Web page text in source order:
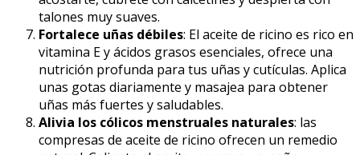
talones muy suaves.
Fortalece uñas débiles: El aceite de ricino es rico en
vitamina E y ácidos grasos esenciales, ofrece una
nutrición profunda para tus uñas y cutículas. Aplica
unas gotas diariamente y masajea para obtener
uñas más fuertes y saludables.
Alivia los cólicos menstruales naturales: las
compresas de aceite de ricino ofrecen un remedio